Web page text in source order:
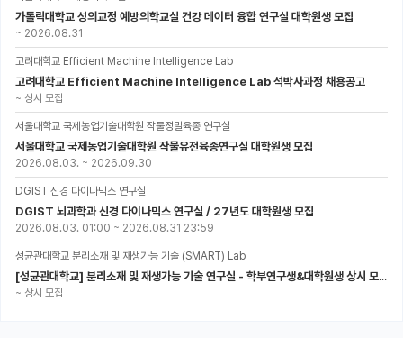
가톨릭대학교 성의교정 예방의학교실 건강 데이터 융합 연구실 대학원생 모집
~ 2026.08.31
고려대학교 Efficient Machine Intelligence Lab
고려대학교 Efficient Machine Intelligence Lab 석박사과정 채용공고
~ 상시 모집
서울대학교 국제농업기술대학원 작물정밀육종 연구실
서울대학교 국제농업기술대학원 작물유전육종연구실 대학원생 모집
2026.08.03. ~ 2026.09.30
DGIST 신경 다이나믹스 연구실
DGIST 뇌과학과 신경 다이나믹스 연구실 / 27년도 대학원생 모집
2026.08.03. 01:00 ~ 2026.08.31 23:59
성균관대학교 분리소재 및 재생가능 기술 (SMART) Lab
[성균관대학교] 분리소재 및 재생가능 기술 연구실 - 학부연구생&대학원생 상시 모집 (미래에너지공학과)
~ 상시 모집